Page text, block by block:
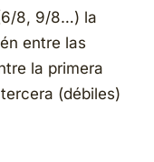
8, 9/8…) la
entre las
la primera
(débiles)